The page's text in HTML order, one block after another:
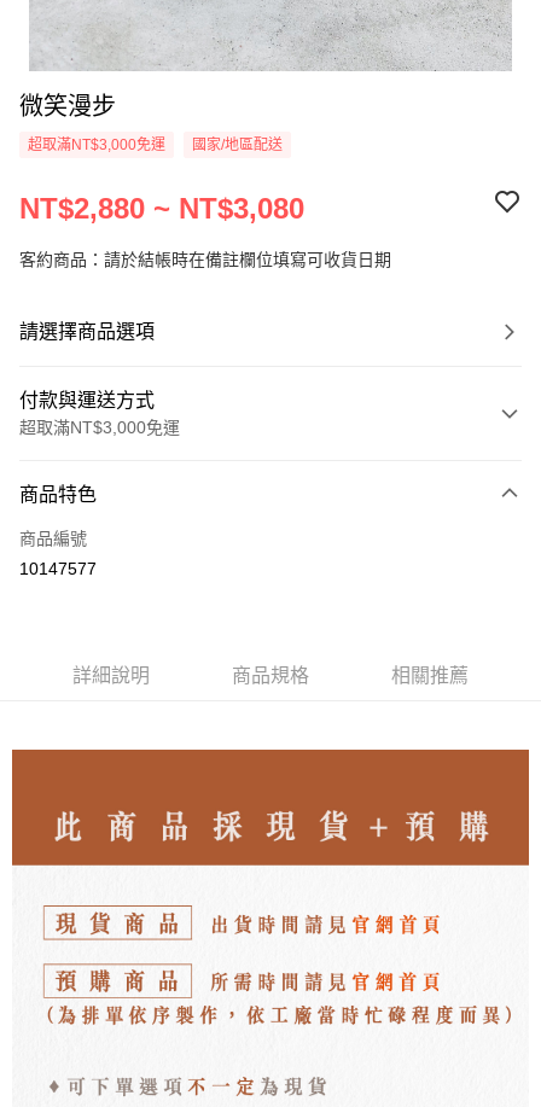
微笑漫步
超取滿NT$3,000免運 國家/地區配送
NT$2,880 ~ NT$3,080
客約商品：請於結帳時在備註欄位填寫可收貨日期
請選擇商品選項
付款與運送方式
超取滿NT$3,000免運
信用卡一次付款
LINE Pay
付款後全家取貨
每筆NT$80，滿NT$3,000(含以上)免運費
付款後7-11取貨
每筆NT$80，滿NT$3,000(含以上)免運費
每筆NT$80，滿NT$3,000(含以上)免運費
每筆NT$100，滿NT$3,000(含以上)免運費
商品特色
商品編號
10147577
詳細說明 商品規格 相關推薦